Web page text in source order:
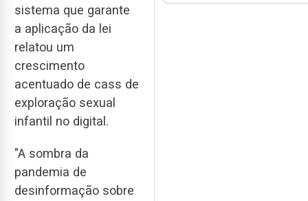
sistema que garante
a aplicação da lei
relatou um
crescimento
acentuado de cass de
exploração sexual
infantil no digital.
"A sombra da
pandemia de
desinformação sobre